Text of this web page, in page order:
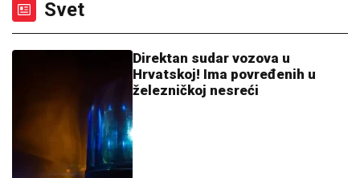
brutalan napad na Saudijce i Amerikance, Iran se
odmah uključio
KRIVIČNO DELO"Oglasio se advokat
Jelene Radanović nakon jezivih pretnji
koje je dobila od Ane Nikolić: "To je
sramno"
BRIŠE STRES I TERA NOĆNE
STRAHOVE:
srpskog običaja - samo je potrebno da
ispod jastuka stavite jednu stvar